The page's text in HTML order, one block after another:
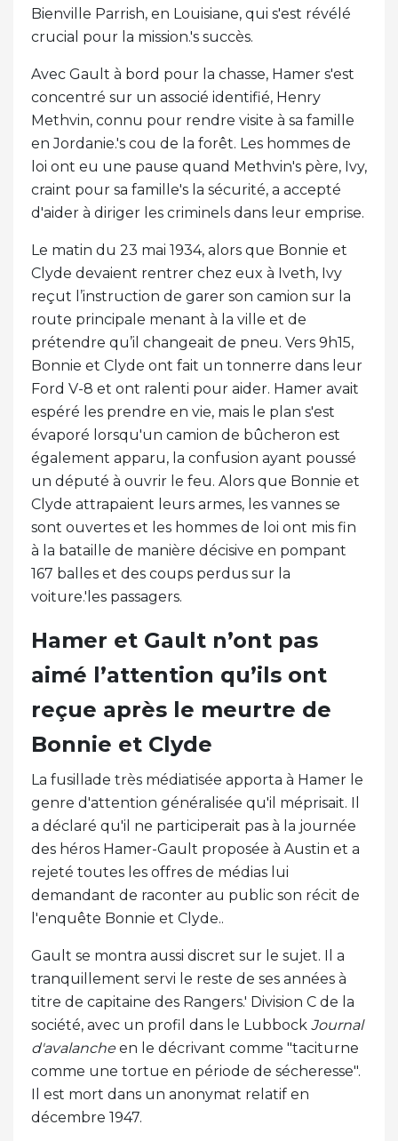
Bienville Parrish, en Louisiane, qui s'est révélé
crucial pour la mission.'s succès.
Avec Gault à bord pour la chasse, Hamer s'est
concentré sur un associé identifié, Henry
Methvin, connu pour rendre visite à sa famille
en Jordanie.'s cou de la forêt. Les hommes de
loi ont eu une pause quand Methvin's père, Ivy,
craint pour sa famille's la sécurité, a accepté
d'aider à diriger les criminels dans leur emprise.
Le matin du 23 mai 1934, alors que Bonnie et
Clyde devaient rentrer chez eux à Iveth, Ivy
reçut l’instruction de garer son camion sur la
route principale menant à la ville et de
prétendre qu’il changeait de pneu. Vers 9h15,
Bonnie et Clyde ont fait un tonnerre dans leur
Ford V-8 et ont ralenti pour aider. Hamer avait
espéré les prendre en vie, mais le plan s'est
évaporé lorsqu'un camion de bûcheron est
également apparu, la confusion ayant poussé
un député à ouvrir le feu. Alors que Bonnie et
Clyde attrapaient leurs armes, les vannes se
sont ouvertes et les hommes de loi ont mis fin
à la bataille de manière décisive en pompant
167 balles et des coups perdus sur la
voiture.'les passagers.
Hamer et Gault n’ont pas
aimé l’attention qu’ils ont
reçue après le meurtre de
Bonnie et Clyde
La fusillade très médiatisée apporta à Hamer le
genre d'attention généralisée qu'il méprisait. Il
a déclaré qu'il ne participerait pas à la journée
des héros Hamer-Gault proposée à Austin et a
rejeté toutes les offres de médias lui
demandant de raconter au public son récit de
l'enquête Bonnie et Clyde..
Gault se montra aussi discret sur le sujet. Il a
tranquillement servi le reste de ses années à
titre de capitaine des Rangers.' Division C de la
société, avec un profil dans le Lubbock Journal
d'avalancheen le décrivant comme "taciturne
comme une tortue en période de sécheresse".
Il est mort dans un anonymat relatif en
décembre 1947.